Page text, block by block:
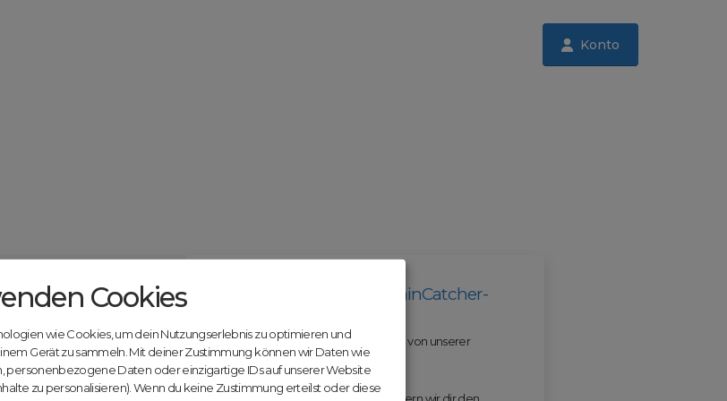
Konto
kostenlosen Anmeldung bei
Werde jetzt Teil der DomainCatcher-
Nutze unsere Erfahrung und profitiere von unserer
innovativen Plattform:
Mit Domex und ODM erleichtern wir dir den
Cookies
wie Cookies, um dein Nutzungserlebnis zu optimieren und
Gerät zu sammeln. Mit deiner Zustimmung können wir Daten wie
personenbezogene Daten oder einzigartige IDs auf unserer Website
zu personalisieren). Wenn du keine Zustimmung erteilst oder diese